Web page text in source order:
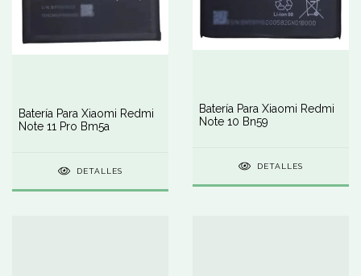
Batería Para Xiaomi Redmi
Note 11 Pro Bm5a
DETALLES
Batería Para Xiaomi Redmi
Note 10 Bn59
DETALLES